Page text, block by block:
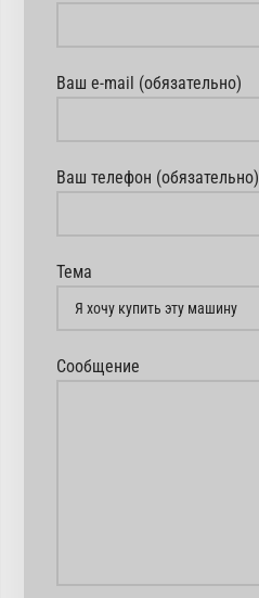
Ваш e-mail (обязательно)
Ваш телефон (обязательно)
Тема
Сообщение